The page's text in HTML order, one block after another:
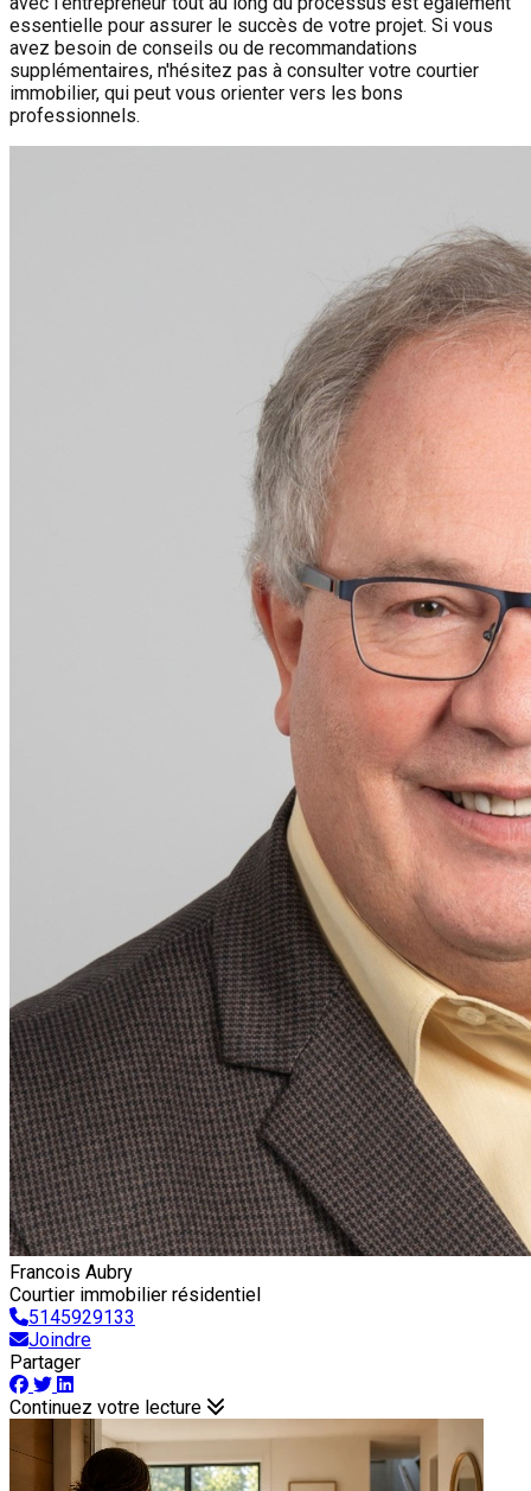
essentielle pour assurer le succès de votre projet. Si vous
avez besoin de conseils ou de recommandations
supplémentaires, n'hésitez pas à consulter votre courtier
immobilier, qui peut vous orienter vers les bons
professionnels.
Francois Aubry
Courtier immobilier résidentiel
5145929133
Joindre
Partager
Continuez votre lecture